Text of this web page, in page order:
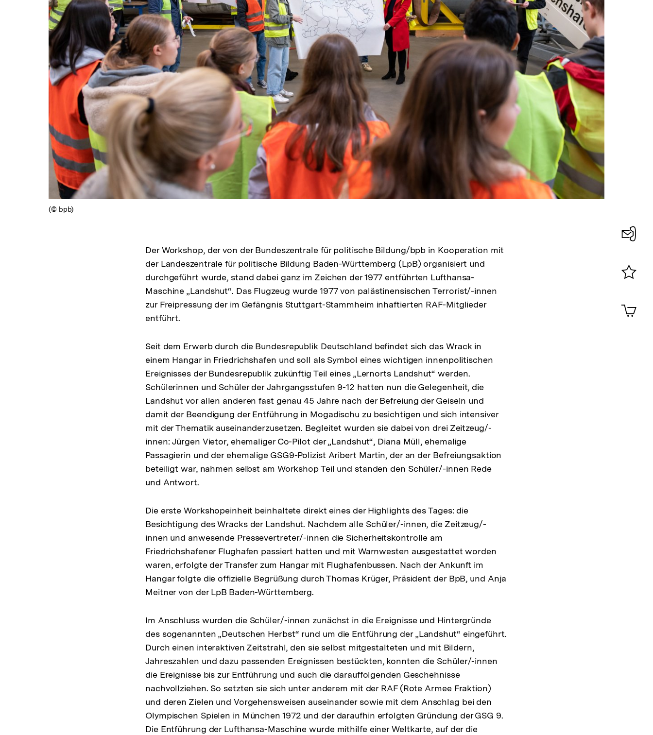
(© bpb)
Der Workshop, der von der Bundeszentrale für politische Bildung/bpb in Kooperation mit
der Landeszentrale für politische Bildung Baden-Württemberg (LpB) organisiert und
durchgeführt wurde, stand dabei ganz im Zeichen der 1977 entführten Lufthansa-
Maschine „Landshut“. Das Flugzeug wurde 1977 von palästinensischen Terrorist/-innen
zur Freipressung der im Gefängnis Stuttgart-Stammheim inhaftierten RAF-Mitglieder
entführt.
Seit dem Erwerb durch die Bundesrepublik Deutschland befindet sich das Wrack in
einem Hangar in Friedrichshafen und soll als Symbol eines wichtigen innenpolitischen
Ereignisses der Bundesrepublik zukünftig Teil eines „Lernorts Landshut“ werden.
Schülerinnen und Schüler der Jahrgangsstufen 9-12 hatten nun die Gelegenheit, die
Landshut vor allen anderen fast genau 45 Jahre nach der Befreiung der Geiseln und
damit der Beendigung der Entführung in Mogadischu zu besichtigen und sich intensiver
mit der Thematik auseinanderzusetzen. Begleitet wurden sie dabei von drei Zeitzeug/-
innen: Jürgen Vietor, ehemaliger Co-Pilot der „Landshut“, Diana Müll, ehemalige
Passagierin und der ehemalige GSG9-Polizist Aribert Martin, der an der Befreiungsaktion
beteiligt war, nahmen selbst am Workshop Teil und standen den Schüler/-innen Rede
und Antwort.
Die erste Workshopeinheit beinhaltete direkt eines der Highlights des Tages: die
Besichtigung des Wracks der Landshut. Nachdem alle Schüler/-innen, die Zeitzeug/-
innen und anwesende Pressevertreter/-innen die Sicherheitskontrolle am
Friedrichshafener Flughafen passiert hatten und mit Warnwesten ausgestattet worden
waren, erfolgte der Transfer zum Hangar mit Flughafenbussen. Nach der Ankunft im
Hangar folgte die offizielle Begrüßung durch Thomas Krüger, Präsident der BpB, und Anja
Meitner von der LpB Baden-Württemberg.
Im Anschluss wurden die Schüler/-innen zunächst in die Ereignisse und Hintergründe
des sogenannten „Deutschen Herbst“ rund um die Entführung der „Landshut“ eingeführt.
Durch einen interaktiven Zeitstrahl, den sie selbst mitgestalteten und mit Bildern,
Jahreszahlen und dazu passenden Ereignissen bestückten, konnten die Schüler/-innen
die Ereignisse bis zur Entführung und auch die darauffolgenden Geschehnisse
nachvollziehen. So setzten sie sich unter anderem mit der RAF (Rote Armee Fraktion)
und deren Zielen und Vorgehensweisen auseinander sowie mit dem Anschlag bei den
Olympischen Spielen in München 1972 und der daraufhin erfolgten Gründung der GSG 9.
Die Entführung der Lufthansa-Maschine wurde mithilfe einer Weltkarte, auf der die